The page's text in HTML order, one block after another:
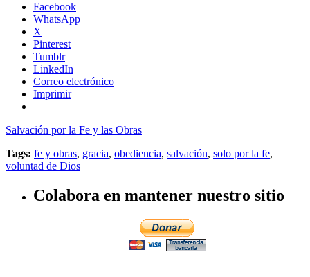
Facebook
WhatsApp
X
Pinterest
Tumblr
LinkedIn
Correo electrónico
Imprimir
Salvación por la Fe y las Obras
Tags: fe y obras, gracia, obediencia, salvación, solo por la fe,
voluntad de Dios
Colabora en mantener nuestro sitio